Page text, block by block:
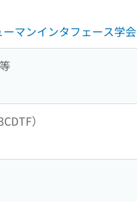
マンインタフェース学会
）